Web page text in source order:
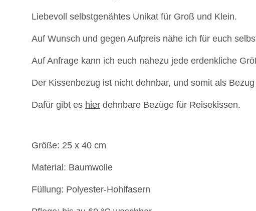
Liebevoll selbstgenähtes Unikat für Groß und Klein.
Auf Wunsch und gegen Aufpreis nähe ich für euch
Auf Anfrage kann ich euch nahezu jede erdenkliche
Der Kissenbezug ist nicht dehnbar, und somit als
Dafür gibt es hier dehnbare Bezüge für Reisekissen.
Größe: 25 x 40 cm
Material: Baumwolle
Füllung: Polyester-Hohlfasern